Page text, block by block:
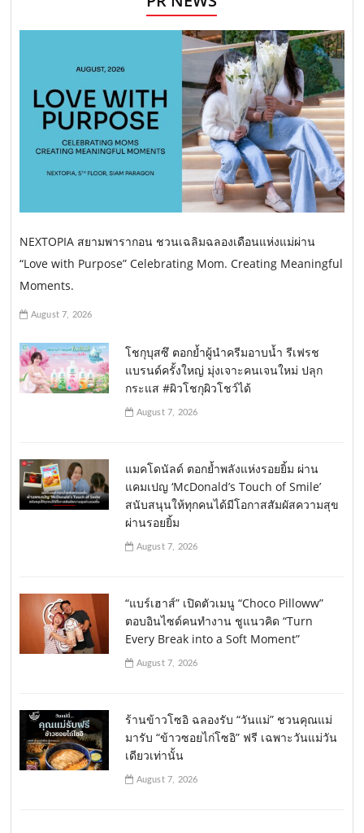
NEXTOPIA สยามพารากอน ชวนเฉลิมฉลองเดือนแห่งแม่ผ่าน
“Love with Purpose” Celebrating Mom. Creating Meaningful
Moments.
August 7, 2026
โชกุบุสซึ ตอกย้ำผู้นำครีมอาบน้ำ รีเฟรช
แบรนด์ครั้งใหญ่ มุ่งเจาะคนเจนใหม่ ปลุก
กระแส #ผิวโชกุผิวโชว์ได้
August 7, 2026
แมคโดนัลด์ ตอกย้ำพลังแห่งรอยยิ้ม ผ่าน
แคมเปญ ‘McDonald’s Touch of Smile’
สนับสนุนให้ทุกคนได้มีโอกาสสัมผัสความสุข
ผ่านรอยยิ้ม
August 7, 2026
“แบร์เฮาส์” เปิดตัวเมนู “Choco Pilloww”
ตอบอินไซด์คนทำงาน ชูแนวคิด “Turn
Every Break into a Soft Moment”
August 7, 2026
ร้านข้าวโซอิ ฉลองรับ “วันแม่” ชวนคุณแม่
มารับ “ข้าวซอยไก่โซอิ” ฟรี เฉพาะวันแม่วัน
เดียวเท่านั้น
August 7, 2026